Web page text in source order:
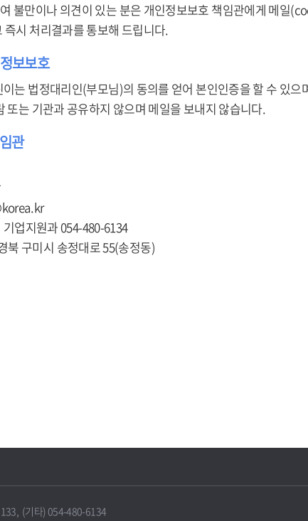
불만이나 의견이 있는 분은 개인정보보호 책임관에게 메일
즉시 처리결과를 통보해 드립니다.
보보호
는 법정대리인(부모님)의 동의를 얻어 본인인증을 할 수 있
또는 기관과 공유하지 않으며 메일을 보내지 않습니다.
관
업지원과 054-480-6134
북 구미시 송정대로 55(송정동)
(기타) 054-480-6134